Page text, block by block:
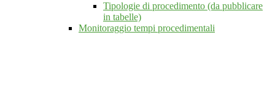
Tipologie di procedimento (da pubblicare
in tabelle)
Monitoraggio tempi procedimentali